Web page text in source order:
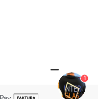
1